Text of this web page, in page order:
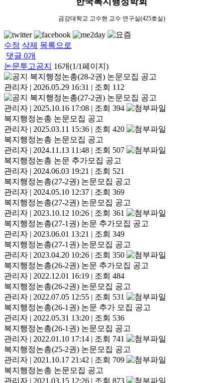
금강대학교 고수현 교수 연구실(425호실)
수정 삭제 목록으로
댓글 0개
논문투고공지
16개(1/1페이지)
복지행정논총(28-2권) 논문모집 공고
관리자 | 2026.05.29 16:31 | 조회 112
복지행정논총(27-2권) 논문모집 공고
관리자 | 2025.10.16 17:08 | 조회 394
복지행정논총 논문모집 공고
관리자 | 2025.03.11 15:36 | 조회 420
복지행정논총 논문모집 공고
관리자 | 2024.11.13 11:48 | 조회 507
복지행정논총 논문 추가모집 공고
관리자 | 2024.06.03 19:21 | 조회 521
복지행정논총(27-2권) 논문모집 공고
관리자 | 2024.05.10 12:37 | 조회 369
복지행정논총(27-2권) 논문모집 공고
관리자 | 2023.10.12 10:26 | 조회 361
복지행정논총(27-1권) 논문 추가모집 공고
관리자 | 2023.06.01 13:21 | 조회 349
복지행정논총(27-1권) 논문모집 공고
관리자 | 2023.04.20 10:26 | 조회 350
복지행정논총(26-2권) 논문 추가모집 공고
관리자 | 2022.12.01 16:19 | 조회 484
복지행정논총(26-2권) 논문모집 공고
관리자 | 2022.07.05 12:55 | 조회 531
복지행정논총(26-1권) 논문 추가 모집 공고
관리자 | 2022.05.31 13:20 | 조회 536
복지행정논총(26-1권) 논문모집 공고
관리자 | 2022.01.10 17:14 | 조회 741
복지행정논총(25-2권) 논문모집 공고
관리자 | 2021.10.17 21:42 | 조회 709
복지행정논총 논문모집 공고
관리자 | 2021.03.15 12:26 | 조회 873